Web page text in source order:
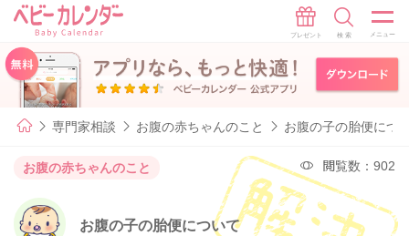
専門家相談 お腹の赤ちゃんのこと お腹の子の胎便につ
お腹の赤ちゃんのこと 閲覧数：902
お腹の子の胎便について